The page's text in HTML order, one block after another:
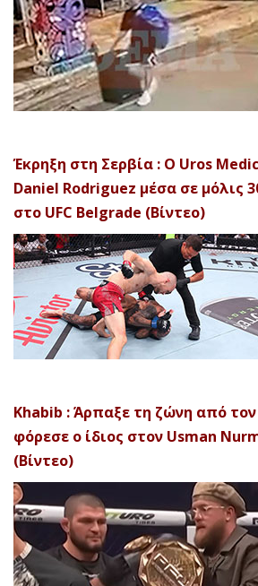
Έκρηξη στη Σερβία : Ο Uros
Daniel Rodriguez μέσα σε μόλις
στο UFC Belgrade (Βίντεο)
Khabib : Άρπαξε τη ζώνη από τον
φόρεσε ο ίδιος στον Usman
(Βίντεο)